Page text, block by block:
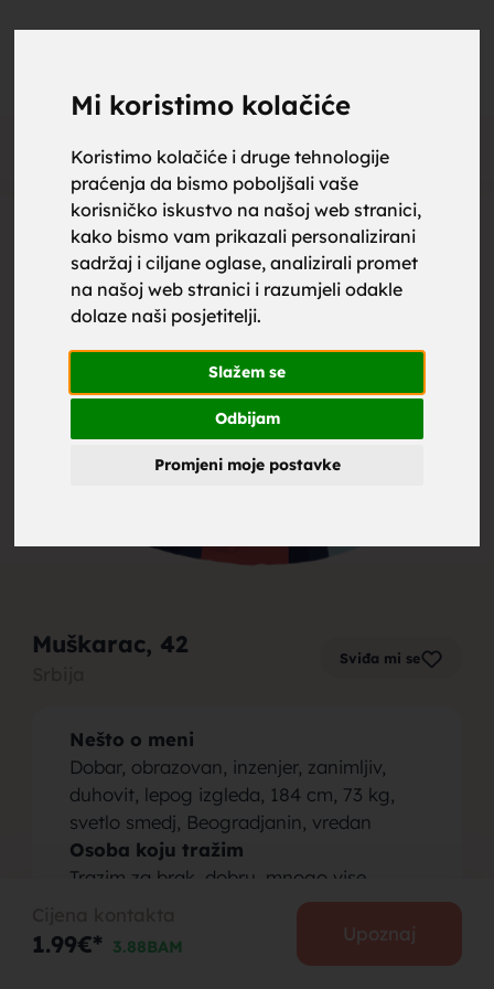
Mi koristimo kolačiće
Koristimo kolačiće i druge tehnologije
praćenja da bismo poboljšali vaše
korisničko iskustvo na našoj web stranici,
kako bismo vam prikazali personalizirani
sadržaj i ciljane oglase, analizirali promet
na našoj web stranici i razumjeli odakle
dolaze naši posjetitelji.
Slažem se
Odbijam
Promjeni moje postavke
Oglas
Muškarac, 42 Sviđa mi se
Nešto o meni
Dobar, obrazovan, inzenjer, zanimljiv,
duhovit, lepog izgleda, 184 cm, 73 kg,
svetlo smedj, Beogradjanin, vredan
Osoba koju tražim
Trazim za brak, dobru, mnogo vise
nasmejanu nego nerasapolozenu,
srednja ili visoka skolaska sprema, svetlo
smedju, plavusu ili satiranu, oko 30g,
1.99€* 3.88BAM
Upoznaj
upoznaj
za brak,
zene za
brak,
muskarci
za brak,